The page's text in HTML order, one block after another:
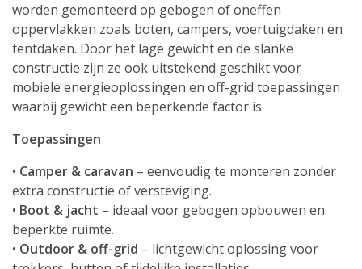
worden gemonteerd op gebogen of oneffen
oppervlakken zoals boten, campers, voertuigdaken en
tentdaken. Door het lage gewicht en de slanke
constructie zijn ze ook uitstekend geschikt voor
mobiele energieoplossingen en off-grid toepassingen
waarbij gewicht een beperkende factor is.
Toepassingen
• Camper & caravan – eenvoudig te monteren zonder
extra constructie of versteviging.
• Boot & jacht – ideaal voor gebogen opbouwen en
beperkte ruimte.
• Outdoor & off-grid – lichtgewicht oplossing voor